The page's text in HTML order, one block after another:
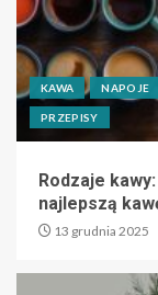
KAWA NAPOJE
PRZEPISY
Rodzaje
najlepszą
13 grudnia 2025